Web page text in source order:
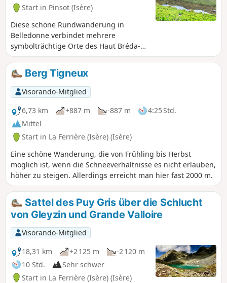
Start in Pinsot (Isère)
Diese schöne Rundwanderung in
Belledonne verbindet mehrere
symbolträchtige Orte des Haut Bréda-
Tals und beginnt in der Gemeinde
Gleysin, auf dem Parkplatz Bourgeat
Noire.Die Route führt vorbei an der
Berghütte Chalet du Bout, steigt dann
zum Croix du Léat an und führt
anschließend hinunter zum friedlichen
Lac du Léat, der sich ideal für ein
ruhiges Biwak mit Blick auf die
Chartreuse und die Bauges eignet. Die
Route führt weiter zur Refuge de l'Oule,
einer kleinen, gemütlichen Almhütte, in
der man auch übernachten kann, und
dann wieder hinunter zum
Ausgangspunkt. Wir haben diese
Wanderung an zwei Tagen mit einer
Übernachtung am See gemacht, aber
für Schnellere ist sie auch an einem Tag
zu schaffen. Eine schöne,
abwechslungsreiche Rundwanderung
zwischen Wäldern, Almwiesen, freien
Bergkämmen und wilden Gewässern.
Berg Tigneux
Visorando-Mitglied
6,73 km
+887 m -887 m
4:25 Std.
Mittel
Start in La Ferrière (Isère) (Isère)
Eine schöne Wanderung, die von Frühling bis Herbst
möglich ist, wenn die Schneeverhältnisse es nicht erlauben,
höher zu steigen. Allerdings erreicht man hier fast 2000 m.
Sattel des Puy Gris über die Schlucht
von Gleyzin und Grande Valloire
Visorando-Mitglied
18,31 km
+2 125 m
-2 120 m
10 Std.
Sehr schwer
Start in La Ferrière (Isère) (Isère)